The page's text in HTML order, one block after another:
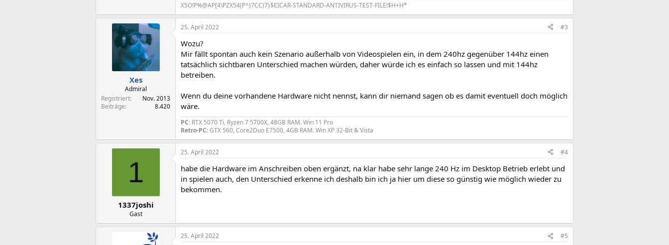
X5O!P%@AP[4\PZX54(P^)7CC)7}$EICAR-STANDARD-ANTIVIRUS-TEST-FILE!$H+H*
Xes
Admiral
Registriert
Nov. 2013
Beiträge
8.420
25. April 2022 #3
Wozu?
Mir fällt spontan auch kein Szenario außerhalb von Videospielen ein, in dem 240hz gegenüber 144hz einen
tatsächlich sichtbaren Unterschied machen würden, daher würde ich es einfach so lassen und mit 144hz
betreiben.
Wenn du deine vorhandene Hardware nicht nennst, kann dir niemand sagen ob es damit eventuell doch möglich
wäre.
PC: RTX 5070 Ti, Ryzen 7 5700X, 48GB RAM. Win 11 Pro
Retro-PC:GTX 560, Core2Duo E7500, 4GB RAM. Win XP 32-Bit & Vista
1
1337joshi
Gast
25. April 2022 #4
habe die Hardware im Anschreiben oben ergänzt, na klar habe sehr lange 240 Hz im Desktop Betrieb erlebt und
in spielen auch, den Unterschied erkenne ich deshalb bin ich ja hier um diese so günstig wie möglich wieder zu
bekommen.
25. April 2022 #5